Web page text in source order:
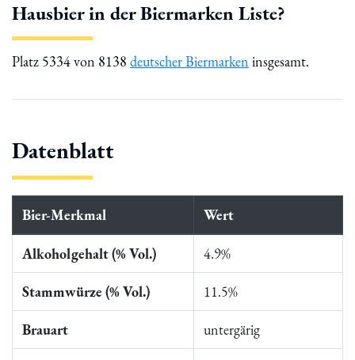
Hausbier in der Biermarken Liste?
Platz 5334 von 8138 deutscher Biermarken insgesamt.
Datenblatt
Bier-Merkmal Wert
Alkoholgehalt (% Vol.) 4.9%
Stammwürze (% Vol.) 11.5%
Brauart untergärig